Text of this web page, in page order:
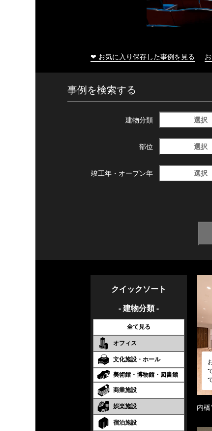
❤ お気に入り保存した事例を見る
事例を検索する
建物分類 選択
部位 選択
竣工年・ オープン年 選択
クイックソート
- 建物分類 -
全て見る
オフィス
文化施設・ホール
美術館・博物館・図書館
商業施設
娯楽施設
宿泊施設
内